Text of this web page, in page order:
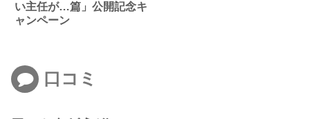
い主任が…篇」公開記念キ
ャンペーン
口コミ